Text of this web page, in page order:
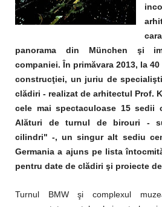
panorama din München şi
companiei. În primăvara 2013, la
construcţiei, un juriu de
clădiri - realizat de arhitectul Prof.
cele mai spectaculoase 15 sedii
Alături de turnul de birouri -
cilindri" -, un singur alt sediu
Germania a ajuns pe lista
pentru date de clădiri şi proiecte
Turnul BMW şi complexul